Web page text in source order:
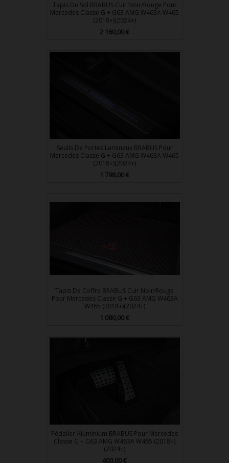
Tapis De Sol BRABUS Cuir Noir/Rouge Pour
Mercedes Classe G + G63 AMG W463A W465
(2018+)(2024+)
Prix
2 160,00 €
Seuils De Portes Lumineux BRABUS Pour
Mercedes Classe G + G63 AMG W463A W465
(2018+)(2024+)
Prix
1 798,00 €
Tapis De Coffre BRABUS Cuir Noir/Rouge
Pour Mercedes Classe G + G63 AMG W463A
W465 (2018+)(2024+)
Prix
1 080,00 €
Pédalier Aluminium BRABUS Pour Mercedes
Classe G + G63 AMG W463A W465 (2018+)
(2024+)
Prix
400,00 €